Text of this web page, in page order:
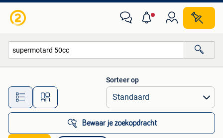
Alle afstanden…
Sorteer op
Bewaar je zoekopdracht